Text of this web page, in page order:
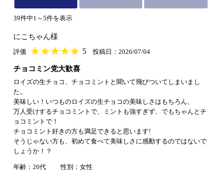
39件中1～5件を表示
にこちゃん様
評価 ★★★★★
★★★★★ 5 投稿日：2026/07/04
チョコミン党大歓喜
ロイズの生チョコ、チョコミントと聞いて飛びついてしまいまし
た。
美味しい！いつものロイズの生チョコの美味しさはもちろん、
万人受けするチョコミントで、ミントも強すぎず、でもちゃんとチ
ョコミントで！
チョコミント好きの方も満足できると思います!
そうじゃない方も、初めて食べて美味しさに感動するのではないで
しょうか！？
年齢：20代
性別：女性